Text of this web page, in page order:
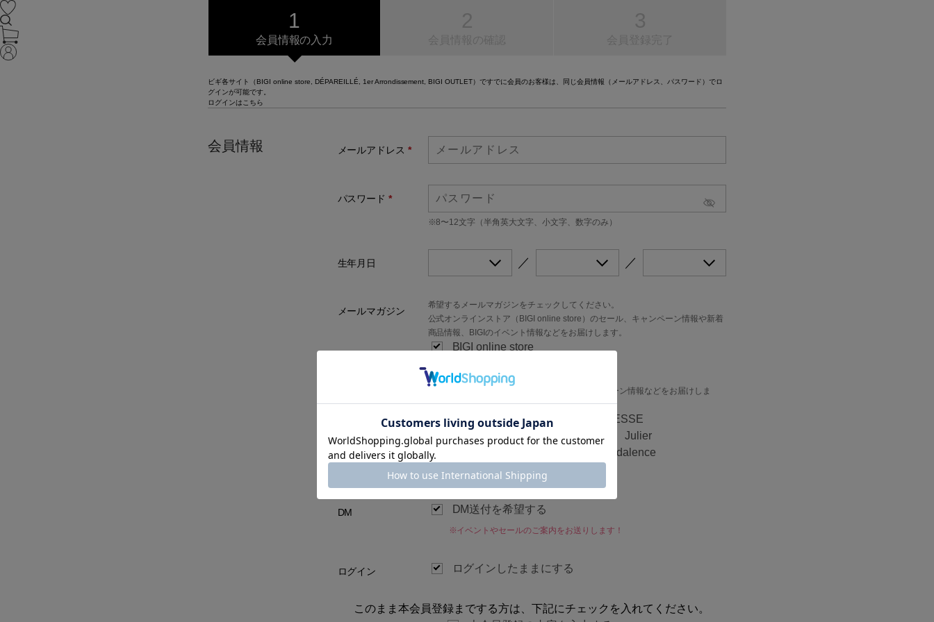
会員情報の入力
ビギ各サイト（BIGI online store, DÉPAREILLÉ, 1er Arrondissement, BIGI OUTLET）ですでに会員のお客様は、同じ会員情報（メールアドレス、パスワード）でロ
グインが可能です。
ログインはこちら
会員情報 メールアドレス *
パスワード *
※8〜12文字（半角英大文字、小文字、数字のみ）
生年月日 ／ ／
メールマガジン
希望するメールマガジンをチェックしてください。
公式オンラインストア（BIGI online store）のセール、キャンペーン情報や新着
商品情報、BIGIのイベント情報などをお届けします。
BIGI online store
ブランド別メールマガジン
ご希望のブランドの新着商品やセール、キャンペーン情報などをお届けしま
す。
FRAPBOIS
ADIEU TRISTESSE
congés payés
LOISIR
Julier
endalence
unbilanc
DM DM送付を希望する
※イベントやセールのご案内をお送りします！
ログイン ログインしたままにする
このまま本会員登録までする方は、下記にチェックを入れてください。